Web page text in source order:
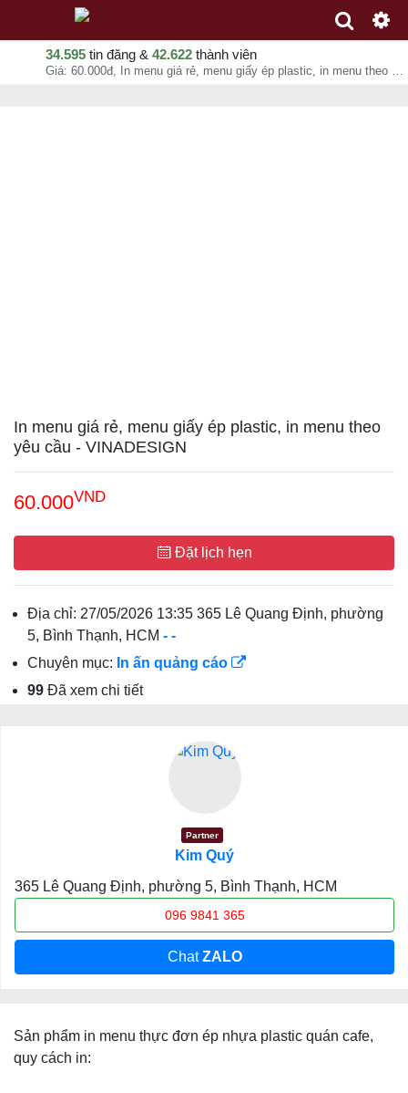
34.595 tin đăng & 42.622 thành viên
Giá: 60.000đ, In menu giá rẻ, menu giấy ép plastic, in menu theo yêu cầu - VINADESIGN, Kim Quý, chuyên mục In ấn quảng cáo tại - - 06-08-2026 09:10:57
In menu giá rẻ, menu giấy ép plastic, in menu theo
yêu cầu - VINADESIGN
60.000VND
Đặt lịch hẹn
Địa chỉ: 27/05/2026 13:35 365 Lê Quang Định, phường
5, Bình Thạnh, HCM - -
Chuyên mục: In ấn quảng cáo
99 Đã xem chi tiết
Partner
Kim Quý
365 Lê Quang Định, phường 5, Bình Thạnh, HCM
096 9841 365
ChatZALO
Sản phẩm in menu thực đơn ép nhựa plastic quán cafe,
quy cách in: